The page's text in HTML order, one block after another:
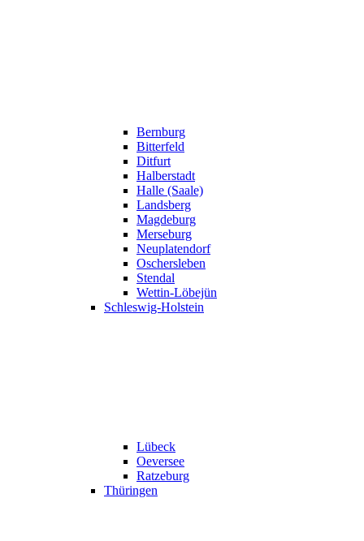
Bernburg
Bitterfeld
Ditfurt
Halberstadt
Halle (Saale)
Landsberg
Magdeburg
Merseburg
Neuplatendorf
Oschersleben
Stendal
Wettin-Löbejün
Schleswig-Holstein
Lübeck
Oeversee
Ratzeburg
Thüringen